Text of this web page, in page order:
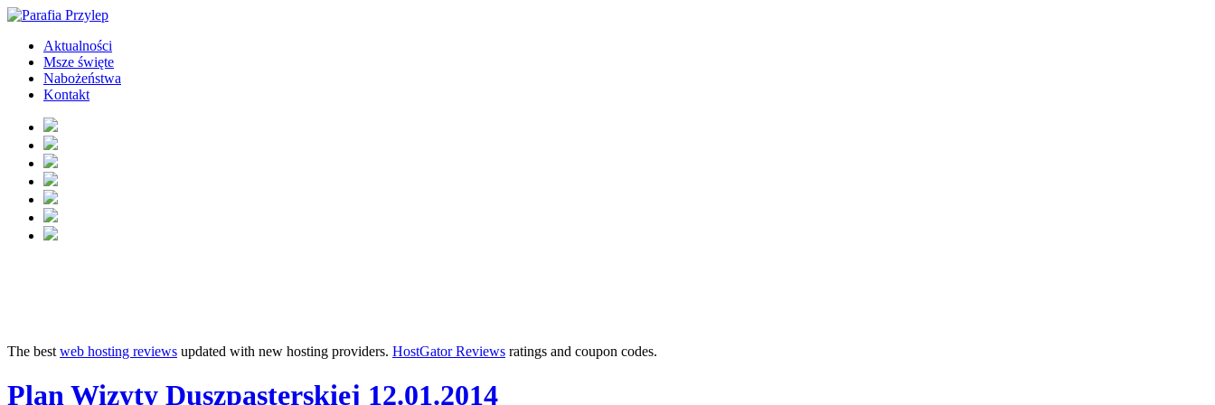
Aktualności
Msze święte
Nabożeństwa
Kontakt
The best web hosting reviews updated with new hosting providers. HostGator Reviews ratings and coupon codes.
Plan Wizyty Duszpasterskiej 12.01.2014